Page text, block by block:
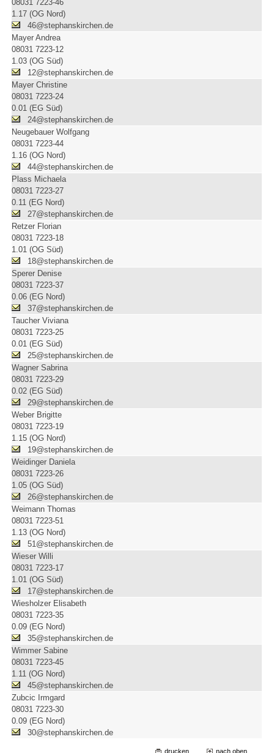
08031 7223-46
1.17 (OG Nord)
46@stephanskirchen.de
Mayer Andrea
08031 7223-12
1.03 (OG Süd)
12@stephanskirchen.de
Mayer Christine
08031 7223-24
0.01 (EG Süd)
24@stephanskirchen.de
Neugebauer Wolfgang
08031 7223-44
1.16 (OG Nord)
44@stephanskirchen.de
Plass Michaela
08031 7223-27
0.11 (EG Nord)
27@stephanskirchen.de
Retzer Florian
08031 7223-18
1.01 (OG Süd)
18@stephanskirchen.de
Sperer Denise
08031 7223-37
0.06 (EG Nord)
37@stephanskirchen.de
Taucher Viviana
08031 7223-25
0.01 (EG Süd)
25@stephanskirchen.de
Wagner Sabrina
08031 7223-29
0.02 (EG Süd)
29@stephanskirchen.de
Weber Brigitte
08031 7223-19
1.15 (OG Nord)
19@stephanskirchen.de
Weidinger Daniela
08031 7223-26
1.05 (OG Süd)
26@stephanskirchen.de
Weimann Thomas
08031 7223-51
1.13 (OG Nord)
51@stephanskirchen.de
Wieser Willi
08031 7223-17
1.01 (OG Süd)
17@stephanskirchen.de
Wiesholzer Elisabeth
08031 7223-35
0.09 (EG Nord)
35@stephanskirchen.de
Wimmer Sabine
08031 7223-45
1.11 (OG Nord)
45@stephanskirchen.de
Zubcic Irmgard
08031 7223-30
0.09 (EG Nord)
30@stephanskirchen.de
drucken nach oben